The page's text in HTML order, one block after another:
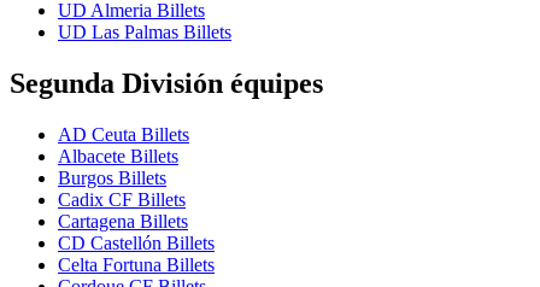
UD Almeria Billets
UD Las Palmas Billets
Segunda División équipes
AD Ceuta Billets
Albacete Billets
Burgos Billets
Cadix CF Billets
Cartagena Billets
CD Castellón Billets
Celta Fortuna Billets